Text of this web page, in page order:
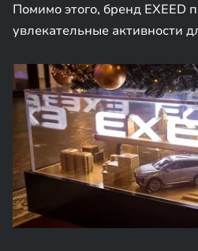
Помимо этого, бренд EXEED
увлекательные активности